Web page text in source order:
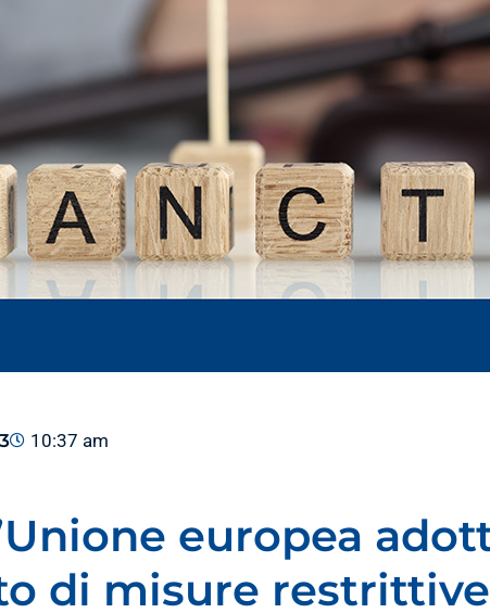
Stati Uniti nell’UE:
di origine non
“PMI,
”
30 Luglio 2026
10:37 am
europea
di misure restrittive